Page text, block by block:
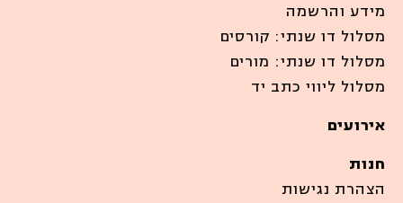
מידע והרשמה
מסלול דו שנתי: קורסים
מסלול דו שנתי: מורים
מסלול ליווי כתב יד
אירועים
חנות
הצהרת נגישות